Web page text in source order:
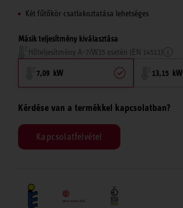
Két fűtőkör csatlakoztatása lehetséges
Másik teljesítmény kiválasztása
Hőteljesítmény A-7/W35 esetén (EN 14511)
7,09 kW 13,15 kW
Kérdése van a termékkel kapcsolatban?
Kapcsolatfelvétel